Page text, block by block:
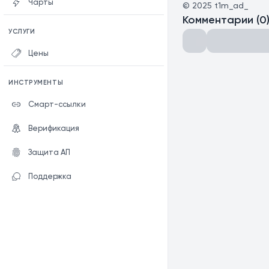
Чарты
УСЛУГИ
Цены
ИНСТРУМЕНТЫ
Смарт-ссылки
Верификация
Защита АП
Поддержка
© 2025 t1m_ad_
Комментарии (0)